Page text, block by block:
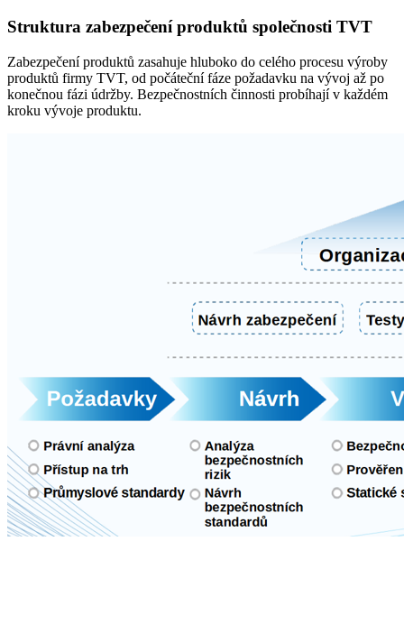
Struktura zabezpečení produktů společnosti TVT
Zabezpečení produktů zasahuje hluboko do celého procesu výroby
produktů firmy TVT, od počáteční fáze požadavku na vývoj až po
konečnou fázi údržby. Bezpečnostních činnosti probíhají v každém
kroku vývoje produktu.